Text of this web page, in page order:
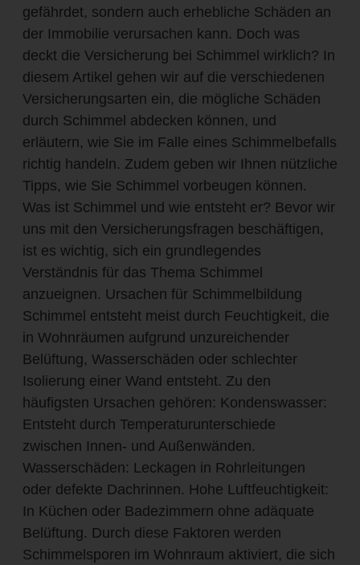
gefährdet, sondern auch erhebliche Schäden an
der Immobilie verursachen kann. Doch was
deckt die Versicherung bei Schimmel wirklich? In
diesem Artikel gehen wir auf die verschiedenen
Versicherungsarten ein, die mögliche Schäden
durch Schimmel abdecken können, und
erläutern, wie Sie im Falle eines Schimmelbefalls
richtig handeln. Zudem geben wir Ihnen nützliche
Tipps, wie Sie Schimmel vorbeugen können.
Was ist Schimmel und wie entsteht er? Bevor wir
uns mit den Versicherungsfragen beschäftigen,
ist es wichtig, sich ein grundlegendes
Verständnis für das Thema Schimmel
anzueignen. Ursachen für Schimmelbildung
Schimmel entsteht meist durch Feuchtigkeit, die
in Wohnräumen aufgrund unzureichender
Belüftung, Wasserschäden oder schlechter
Isolierung einer Wand entsteht. Zu den
häufigsten Ursachen gehören: Kondenswasser:
Entsteht durch Temperaturunterschiede
zwischen Innen- und Außenwänden.
Wasserschäden: Leckagen in Rohrleitungen
oder defekte Dachrinnen. Hohe Luftfeuchtigkeit:
In Küchen oder Badezimmern ohne adäquate
Belüftung. Durch diese Faktoren werden
Schimmelsporen im Wohnraum aktiviert, die sich